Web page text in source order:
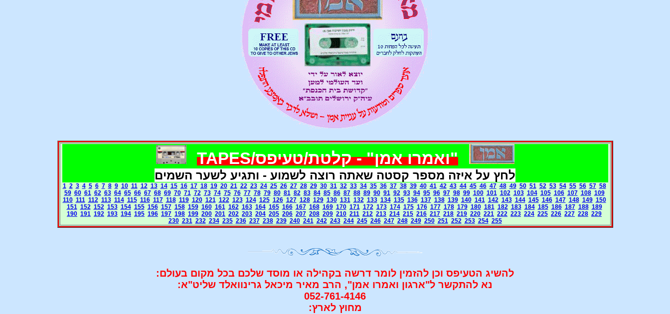
"ואמרו אמן" - קלטת/טעיפס/TAPES
לחץ על איזה מספר קסטה שאתה רוצה לשמוע - ותגיע לשער השמים
1 2 3 4 5 6 7 8 9 10 11 12 13 14 15 16 17 18 19 20 21 22 23 24 25 26 27 28 29 30 31 32 33 34 35 36 37 38 39 40 41 42 43 44 45 46 47 48 49 50 51 52 53 54 55 56 57 58
59 60 61 62 63 64 65 66 67 68 69 70 71 72 73 74 75 76 77 78 79 80 81 82 83 84 85 86 87 88 89 90 91 92 93 94 95 96 97 98 99 100 101 102 103 104 105 106 107 108 109
110 111 112 113 114 115 116 117 118 119 120 121 122 123 124 125 126 127 128 129 130 131 132 133 134 135 136 137 138 139 140 141 142 143 144 145 146 147 148 149 150
151 152 152 153 154 155 156 157 158 159 160 161 162 163 164 165 166 167 168 169 170 171 172 173 174 175 176 177 178 179 180 181 182 183 184 185 186 187 188 189
190 191 192 193 194 195 196 197 198 199 200 201 202 203 204 205 206 207 208 209 210 211 212 213 214 215 216 217 218 219 220 221 222 223 224 225 226 227 228 229
230 231 232 234 235 236 237 238 239 240 241 242 243 244 245 246 247 248 249 250 251 252 253 254 255
להשיג הטעיפס וכן להזמין לומר דרשה בקהילה או מוסד שלכם בכל מקום בעולם:
נא להתקשר ל"ארגון ואמרו אמן", הרב מאיר מיכאל גרינוואלד שליט"א:
052-761-4146
מחוץ לארץ: